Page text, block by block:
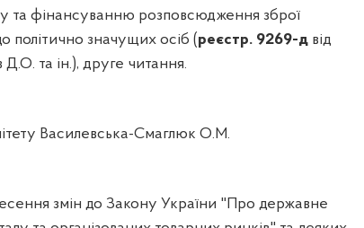
та фінансуванню розповсюдження зброї
значущих осіб (реєстр. 9269-д від
Д.О. та ін.), друге читання.
Василевська-Смаглюк О.М.
змін до Закону України "Про державне